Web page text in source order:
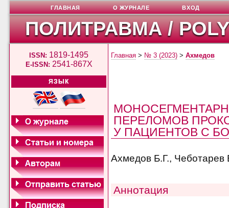
ПОЛИТРАВМА /
ISSN: 1819-1495
E-ISSN: 2541-867X
ЯЗЫК
ГЛАВНАЯ О ЖУРНАЛЕ ВХОД
Главная > № 3 (2023) >Ахмедов
ПЕРЕЛОМОВ
У ПАЦИЕНТОВ С
Ахмедов Б.Г., Чеботарев
Аннотация